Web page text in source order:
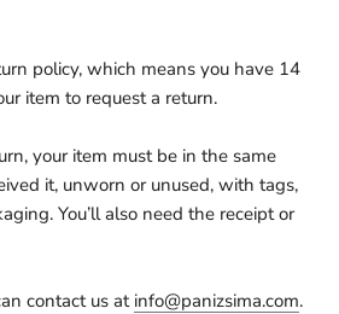
policy, which means you have 14
item to request a return.
your item must be in the same
it, unworn or unused, with tags,
You’ll also need the receipt or
contact us at info@panizsima.com.